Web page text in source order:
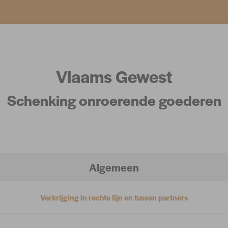
Vlaams Gewest
Schenking onroerende goederen
Algemeen
Verkrijging in rechte lijn en tussen partners